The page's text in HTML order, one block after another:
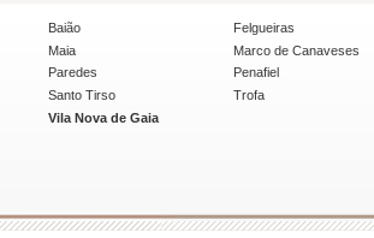
Baião
Felgueiras
Maia
Marco de Canaveses
Paredes
Penafiel
Santo Tirso
Trofa
Vila Nova de Gaia